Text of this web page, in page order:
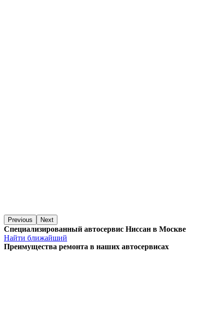
Previous Next
Специализированный автосервис Ниссан в Москве
Найти ближайший
Преимущества ремонта в наших автосервисах